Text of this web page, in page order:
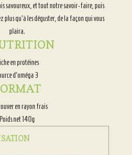
savoureux, et tout notre savoir-faire, puis
plus qu’à les déguster, de la façon qui vous
plaira.
en protéines
d’oméga 3
en rayon frais
Poids net 140g